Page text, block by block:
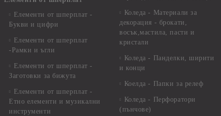
Елементи от шперплат -
Букви и цифри
Елементи от шперплат
-Рамки и ъгли
Елементи от шперплат -
Заготовки за бижута
Елементи от шперплат -
Етно елементи и музикални
инструменти
Коледа - Материали за
декорация - брокати,
восък,мастила, пасти и
кристали
Коледа - Панделки, ширити
и конци
Коелда - Папки за релеф
Коледа - Перфоратори
(пънчове)